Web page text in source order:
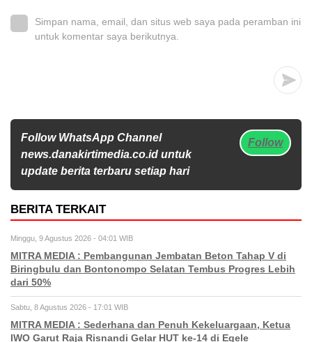
Simpan nama, email, dan situs web saya pada peramban ini
untuk komentar saya berikutnya.
Follow WhatsApp Channel
news.danakirtimedia.co.id untuk
update berita terbaru setiap hari
Follow
BERITA TERKAIT
Minggu, 9 Agustus 2026 - 04:01 WIB
MITRA MEDIA : Pembangunan Jembatan Beton Tahap V di
Biringbulu dan Bontonompo Selatan Tembus Progres Lebih
dari 50%
Sabtu, 8 Agustus 2026 - 17:01 WIB
MITRA MEDIA : Sederhana dan Penuh Kekeluargaan, Ketua
IWO Garut Raja Risnandi Gelar HUT ke-14 di Egele